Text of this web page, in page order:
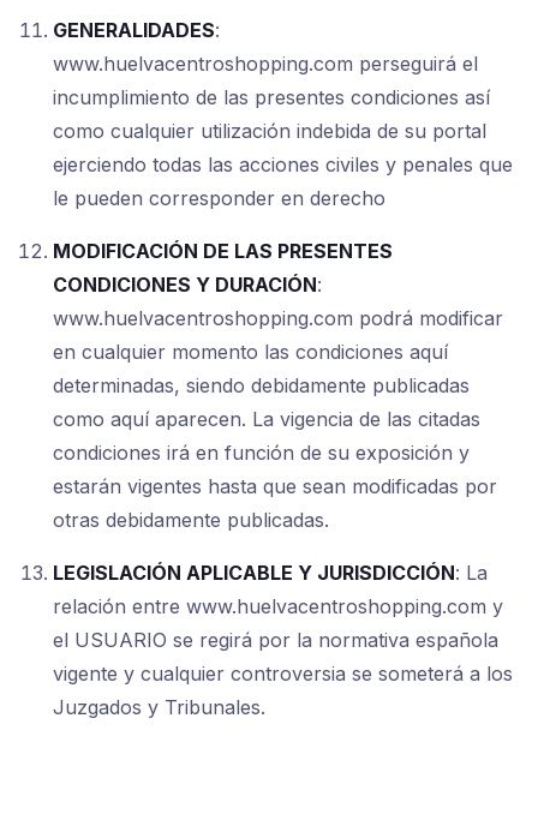
GENERALIDADES:
www.huelvacentroshopping.com perseguirá el
incumplimiento de las presentes condiciones así
como cualquier utilización indebida de su portal
ejerciendo todas las acciones civiles y penales que
le pueden corresponder en derecho
MODIFICACIÓN DE LAS PRESENTES
CONDICIONES Y DURACIÓN:
www.huelvacentroshopping.com podrá modificar
en cualquier momento las condiciones aquí
determinadas, siendo debidamente publicadas
como aquí aparecen. La vigencia de las citadas
condiciones irá en función de su exposición y
estarán vigentes hasta que sean modificadas por
otras debidamente publicadas.
LEGISLACIÓN APLICABLE Y JURISDICCIÓN: La
relación entre www.huelvacentroshopping.com y
el USUARIO se regirá por la normativa española
vigente y cualquier controversia se someterá a los
Juzgados y Tribunales.